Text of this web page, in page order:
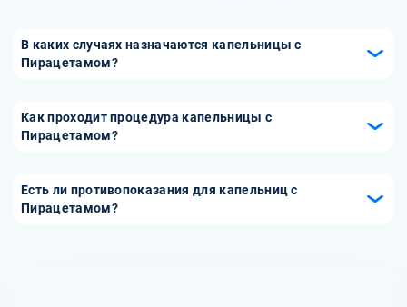
В каких случаях назначаются капельницы с
Пирацетамом?
головы, инсультах, а также при когнитивных нарушениях
и деменции. Они также могут использоваться для
заболеваний.
Как проходит процедура капельницы с
Пирацетамом?
медицинском учреждении под контролем медицинского
персонала. Врач определяет необходимую дозировку и
Есть ли противопоказания для капельниц с
Пирацетамом?